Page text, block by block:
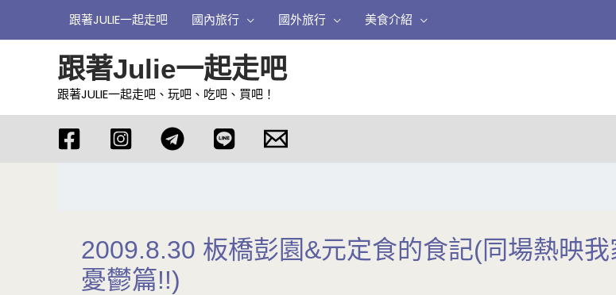
容
跟著JULIE一起走吧 國內旅行 國外旅行 美食介紹
跟著Julie一起走吧
跟著JULIE一起走吧、玩吧、吃吧、買吧！
2009.8.30 板橋彭園&元定食的食記(同場熱映我
憂鬱篇!!)